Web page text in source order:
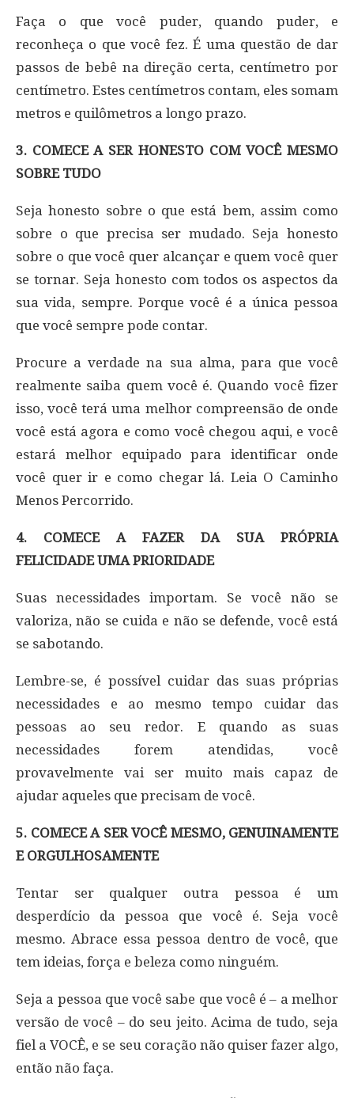
Faça o que você puder, quando puder, e
reconheça o que você fez. É uma questão de dar
passos de bebê na direção certa, centímetro por
centímetro. Estes centímetros contam, eles somam
metros e quilômetros a longo prazo.
3. COMECE A SER HONESTO COM VOCÊ MESMO
SOBRE TUDO
Seja honesto sobre o que está bem, assim como
sobre o que precisa ser mudado. Seja honesto
sobre o que você quer alcançar e quem você quer
se tornar. Seja honesto com todos os aspectos da
sua vida, sempre. Porque você é a única pessoa
que você sempre pode contar.
Procure a verdade na sua alma, para que você
realmente saiba quem você é. Quando você fizer
isso, você terá uma melhor compreensão de onde
você está agora e como você chegou aqui, e você
estará melhor equipado para identificar onde
você quer ir e como chegar lá. Leia O Caminho
Menos Percorrido.
4. COMECE A FAZER DA SUA PRÓPRIA
FELICIDADE UMA PRIORIDADE
Suas necessidades importam. Se você não se
valoriza, não se cuida e não se defende, você está
se sabotando.
Lembre-se, é possível cuidar das suas próprias
necessidades e ao mesmo tempo cuidar das
pessoas ao seu redor. E quando as suas
necessidades forem atendidas, você
provavelmente vai ser muito mais capaz de
ajudar aqueles que precisam de você.
5. COMECE A SER VOCÊ MESMO, GENUINAMENTE
E ORGULHOSAMENTE
Tentar ser qualquer outra pessoa é um
desperdício da pessoa que você é. Seja você
mesmo. Abrace essa pessoa dentro de você, que
tem ideias, força e beleza como ninguém.
Seja a pessoa que você sabe que você é – a melhor
versão de você – do seu jeito. Acima de tudo, seja
fiel a VOCÊ, e se seu coração não quiser fazer algo,
então não faça.